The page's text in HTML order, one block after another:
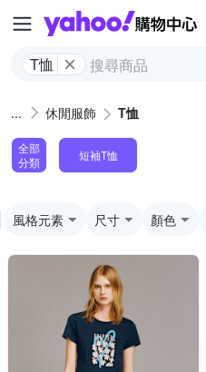
T恤
休閒服飾 T恤
全部
分類
短袖T恤
風格元素 尺寸 顏色